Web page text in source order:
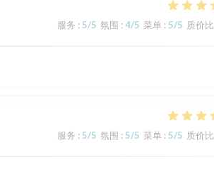
服务 : 5/5 氛围 : 4/5 菜单 : 5/5 质价比
服务 : 5/5 氛围 : 5/5 菜单 : 5/5 质价比